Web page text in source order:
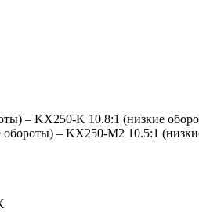
– KX250-K 10.8:1 (низкие
– KX250-M2 10.5:1